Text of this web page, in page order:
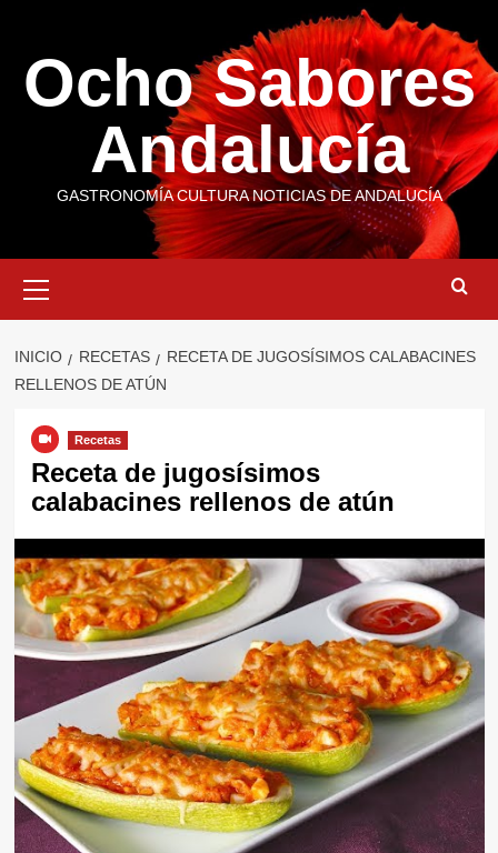
contenido
Ocho Sabores
Andalucía
GASTRONOMÍA CULTURA NOTICIAS DE ANDALUCÍA
primario
INICIO RECETAS
RECETA DE JUGOSÍSIMOS CALABACINES
RELLENOS DE ATÚN
Recetas
Receta de jugosísimos
calabacines rellenos de atún